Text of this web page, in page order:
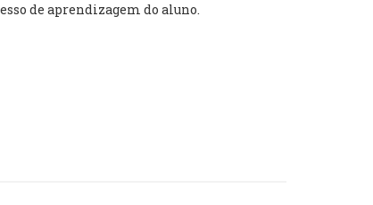
de aprendizagem do aluno.